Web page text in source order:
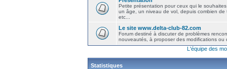
Petite présentation pour ceux qui le
un âge, un niveau de vol, depuis combien de
etc...
Le site www.delta-club-82.com
Forum destiné à discuter de problèmes
nouveautés, à proposer des modifications ou
L'équipe des
Statistiques